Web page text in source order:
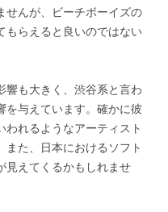
せんが、ビーチボーイズの
もらえると良いのではない
響も大きく、渋谷系と言わ
を与えています。確かに彼
れるようなアーティスト
また、日本におけるソフト
見えてくるかもしれませ